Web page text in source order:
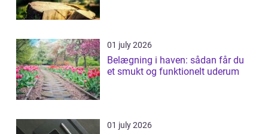
01 july 2026
Belægning i haven: sådan får du
et smukt og funktionelt uderum
01 july 2026